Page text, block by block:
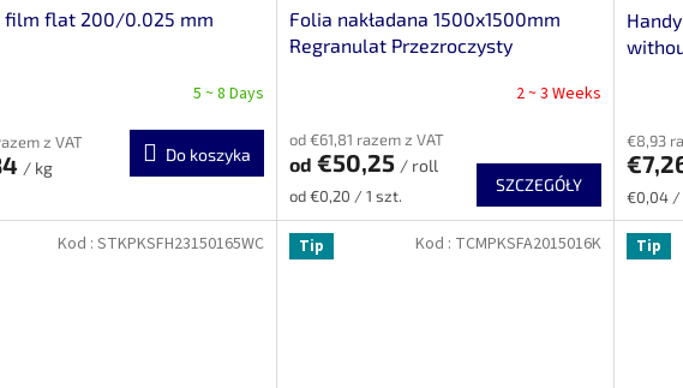
film flat 200/0.025 mm
5 ~ 8 Days
z VAT
/ kg
Do koszyka
Folia nakładana 1500x1500mm
Regranulat Przezroczysty
2 ~ 3 Weeks
od €61,81 razem z VAT
od €50,25 / roll
Cena
od €0,20 / 1 szt.
SZCZEGÓŁY
€8,93
Cena
€0,04 /
Kod : STKPKSFH23150165WC Tip Kod : TCMPKSFA2015016K Tip